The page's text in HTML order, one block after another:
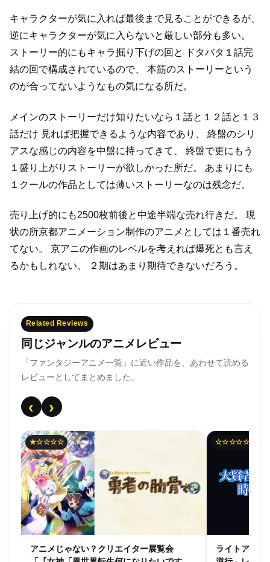
キャラクターが気に入れば最後まで見ることができるが、
逆にキャラクターが気に入らないと厳しい部分も多い。
ストーリー的にもキャラ掘り下げの回と
ドタバタ１話完
結の回で構成されているので、
本筋のストーリーという
のが合ってないようなもの気になる所だ。
メインのストーリーだけ知りたいなら１話と１２話と１３
話だけ 見れば把握できるような内容であり、
終盤のシリ
アスな感じの内容を中盤に持ってきて、
終盤で更にもう
１盛り上がりストーリーが欲しかった所だ。
あまりにも
１クールの作品としては薄いストーリーなのは残念だ。
売り上げ的にも2500枚前後と中途半端な売れ行きだ。
現
状の所京都アニメーション制作のアニメとしては１番売れ
てない。
京アニの作画のレベルを考えれば爆死とも言え
るかもしれない、
２期はあまり期待できないだろう。
Related Reviews
同じジャンルのアニメレビュー
「ファンタジーアニメ一覧」に近い作品を、あわせて読める
レビューとしてまとめました。
‹ ›
★☆☆☆☆
アニメじゃない？クリエイター展覧会
☆☆☆☆☆
ライトアニメ